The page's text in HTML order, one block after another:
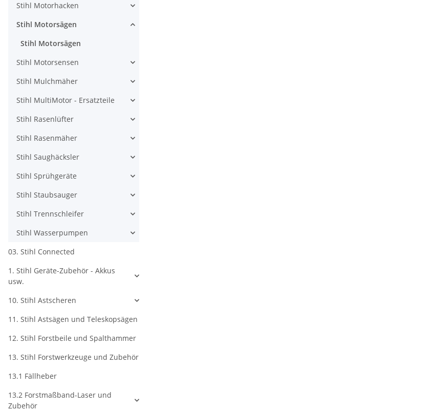
Stihl Motorhacken
Stihl Motorsägen
Stihl Motorsägen
Stihl Motorsensen
Stihl Mulchmäher
Stihl MultiMotor - Ersatzteile
Stihl Rasenlüfter
Stihl Rasenmäher
Stihl Saughäcksler
Stihl Sprühgeräte
Stihl Staubsauger
Stihl Trennschleifer
Stihl Wasserpumpen
03. Stihl Connected
1. Stihl Geräte-Zubehör - Akkus
usw.
10. Stihl Astscheren
11. Stihl Astsägen und Teleskopsägen
12. Stihl Forstbeile und Spalthammer
13. Stihl Forstwerkzeuge und Zubehör
13.1 Fällheber
13.2 Forstmaßband-Laser und
Zubehör